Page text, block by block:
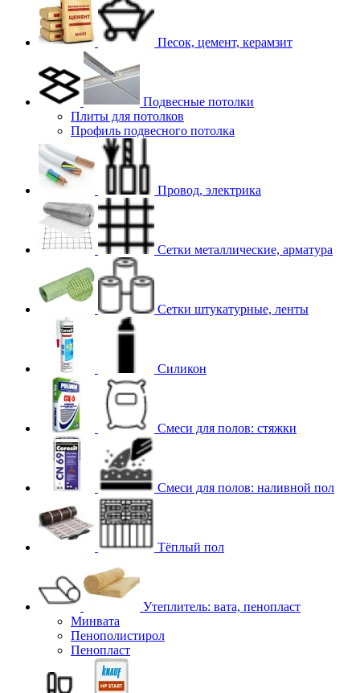
Песок, цемент, керамзит
Подвесные потолки
Плиты для потолков
Профиль подвесного потолка
Провод, электрика
Сетки металлические, арматура
Сетки штукатурные, ленты
Силикон
Смеси для полов: стяжки
Смеси для полов: наливной пол
Тёплый пол
Утеплитель: вата, пенопласт
Минвата
Пенополистирол
Пенопласт